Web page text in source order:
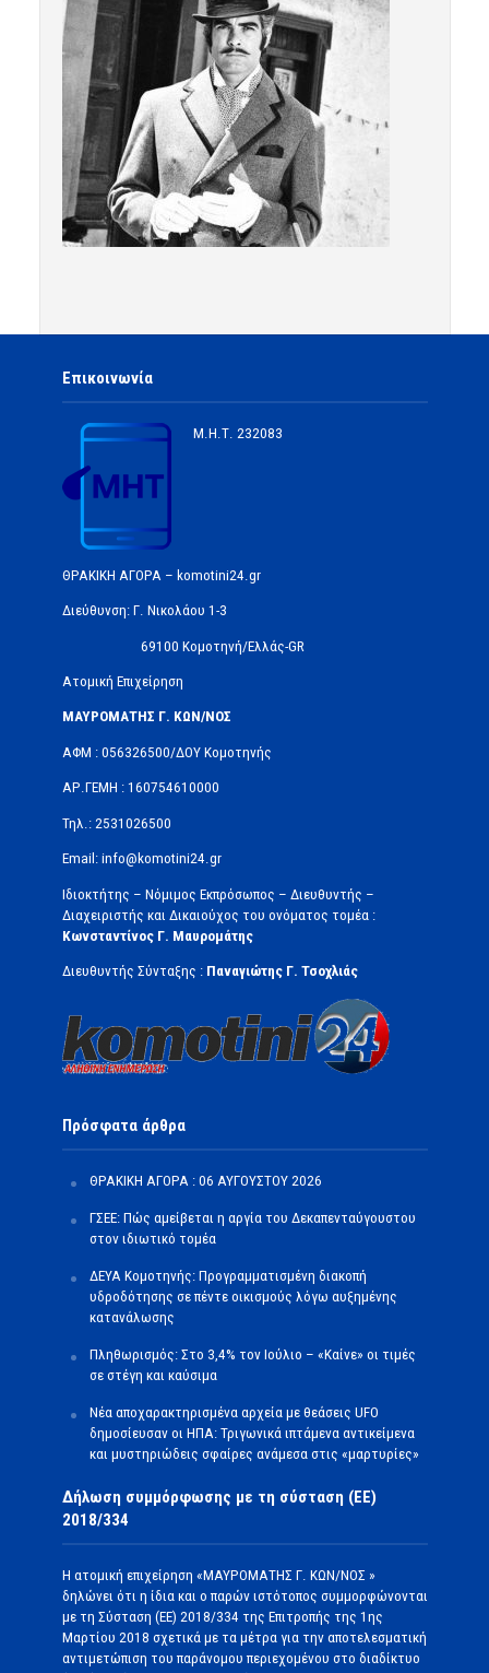
Επικοινωνία
Μ.Η.Τ. 232083
ΘΡΑΚΙΚΗ ΑΓΟΡΑ – komotini24.gr
Διεύθυνση: Γ. Νικολάου 1-3
69100 Κομοτηνή/Ελλάς-GR
Ατομική Επιχείρηση
ΜΑΥΡΟΜΑΤΗΣ Γ. ΚΩΝ/ΝΟΣ
ΑΦΜ : 056326500/ΔOΥ Κομοτηνής
ΑΡ.ΓΕΜΗ : 160754610000
Τηλ.: 2531026500
Email: info@komotini24.gr
Ιδιοκτήτης – Νόμιμος Εκπρόσωπος – Διευθυντής –
Διαχειριστής και Δικαιούχος του ονόματος τομέα :
Κωνσταντίνος Γ. Μαυρομάτης
Διευθυντής Σύνταξης : Παναγιώτης Γ. Τσοχλιάς
Πρόσφατα άρθρα
ΘΡΑΚΙΚΗ ΑΓΟΡΑ : 06 ΑΥΓΟΥΣΤΟΥ 2026
ΓΣΕΕ: Πώς αμείβεται η αργία του Δεκαπενταύγουστου
στον ιδιωτικό τομέα
ΔΕΥΑ Κομοτηνής: Προγραμματισμένη διακοπή
υδροδότησης σε πέντε οικισμούς λόγω αυξημένης
κατανάλωσης
Πληθωρισμός: Στο 3,4% τον Ιούλιο – «Καίνε» οι τιμές
σε στέγη και καύσιμα
Νέα αποχαρακτηρισμένα αρχεία με θεάσεις UFO
δημοσίευσαν οι ΗΠΑ: Τριγωνικά ιπτάμενα αντικείμενα
και μυστηριώδεις σφαίρες ανάμεσα στις «μαρτυρίες»
Δήλωση συμμόρφωσης με τη σύσταση (ΕΕ)
2018/334
Η ατομική επιχείρηση «ΜΑΥΡΟΜΑΤΗΣ Γ. ΚΩΝ/ΝΟΣ »
δηλώνει ότι η ίδια και ο παρών ιστότοπος συμμορφώνονται
με τη Σύσταση (ΕΕ) 2018/334 της Επιτροπής της 1ης
Μαρτίου 2018 σχετικά με τα μέτρα για την αποτελεσματική
αντιμετώπιση του παράνομου περιεχομένου στο διαδίκτυο